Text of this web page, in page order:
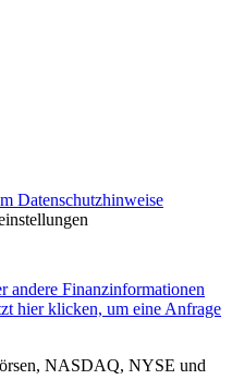
Datenschutzhinweise
andere Finanzinformationen
hier klicken, um eine Anfrage
NASDAQ, NYSE und